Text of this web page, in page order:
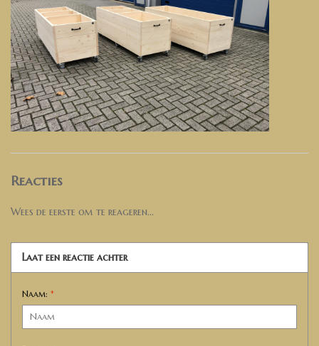
Reacties
Wees de eerste om te reageren...
Laat een reactie achter
Naam: *